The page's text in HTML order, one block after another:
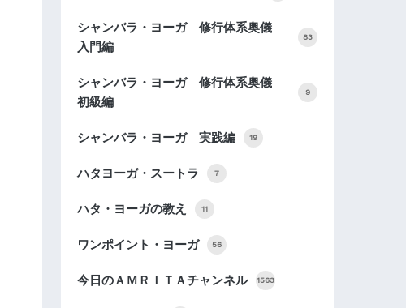
シャンバラ・ヨーガ 修行体系奥儀
入門編
83
シャンバラ・ヨーガ 修行体系奥儀
初級編
9
シャンバラ・ヨーガ 実践編 19
ハタヨーガ・スートラ 7
ハタ・ヨーガの教え 11
ワンポイント・ヨーガ 56
今日のＡＭＲＩＴＡチャンネル 1563